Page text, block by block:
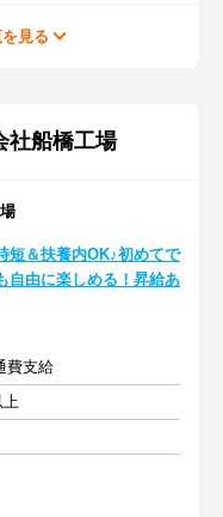
見る
社船橋工場
短＆扶養内OK♪初めてで
自由に楽しめる！昇給あ
費支給
上